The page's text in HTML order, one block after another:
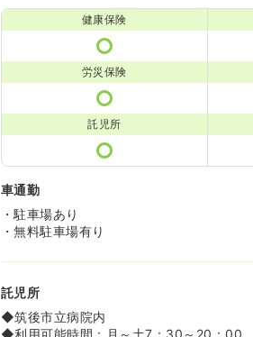
健康保険
労災保険
託児所
車通勤
・駐車場あり
・無料駐車場有り
託児所
◆筑後市立病院内
◆利用可能時間：月～土7：30～20：00